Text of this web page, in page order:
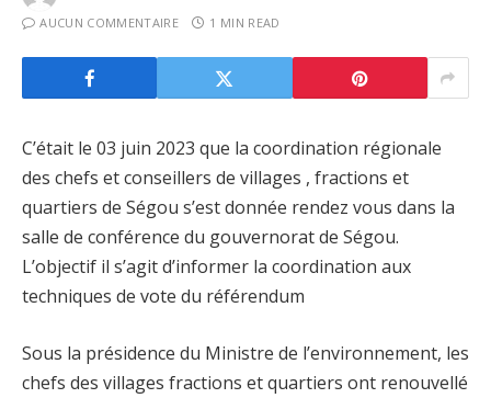
AUCUN COMMENTAIRE
1 MIN READ
C’était le 03 juin 2023 que la coordination régionale
des chefs et conseillers de villages , fractions et
quartiers de Ségou s’est donnée rendez vous dans la
salle de conférence du gouvernorat de Ségou.
L’objectif il s’agit d’informer la coordination aux
techniques de vote du référendum
Sous la présidence du Ministre de l’environnement, les
chefs des villages fractions et quartiers ont renouvellé